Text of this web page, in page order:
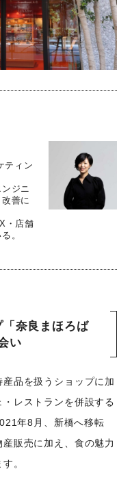
ティン
ジニ
善に
・店舗
。
奈良まほろば
い
産品を扱うショップに加
レストランを併設する
年8月、新橋へ移転
販売に加え、食の魅力
。